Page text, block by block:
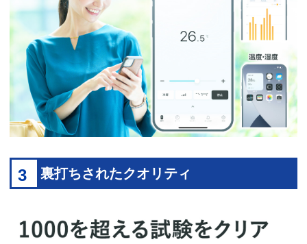
3 裏打ちされたクオリティ